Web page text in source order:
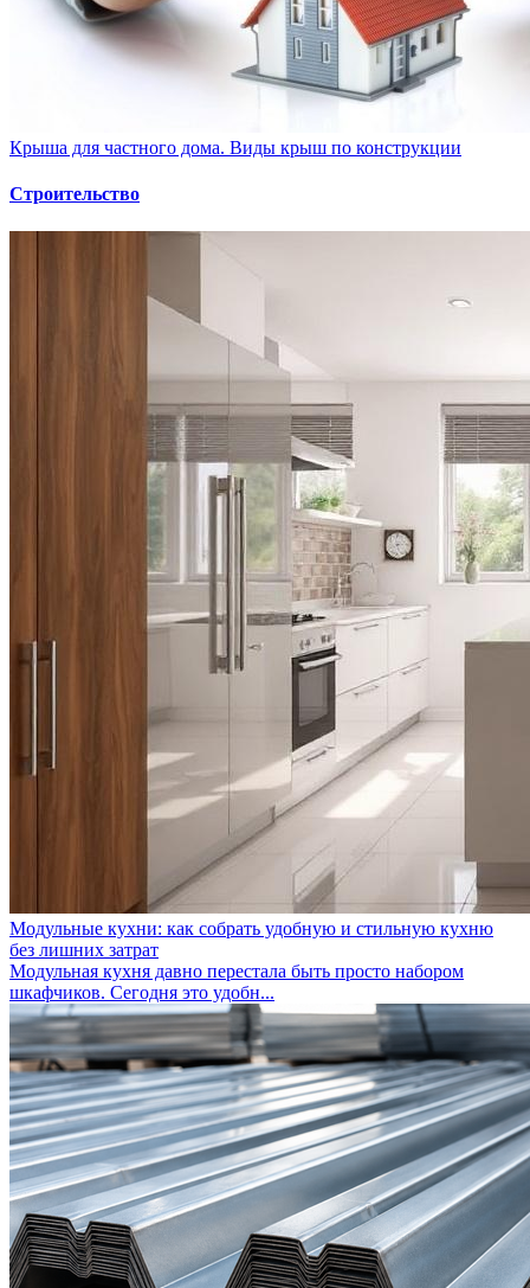
Крыша для частного дома. Виды крыш по конструкции
Строительство
Модульные кухни: как собрать удобную и стильную кухню
без лишних затрат
Модульная кухня давно перестала быть просто набором
шкафчиков. Сегодня это удобн...